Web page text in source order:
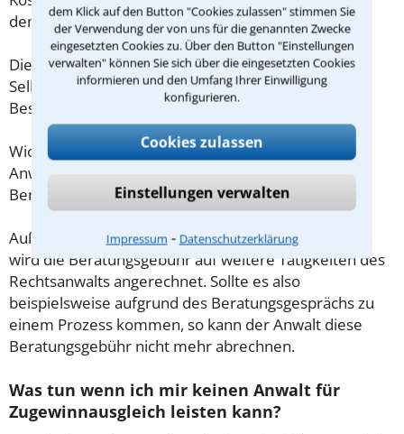
dem Klick auf den Button "Cookies zulassen" stimmen Sie
der Verwendung der von uns für die genannten Zwecke
eingesetzten Cookies zu. Über den Button "Einstellungen
verwalten" können Sie sich über die eingesetzten Cookies
informieren und den Umfang Ihrer Einwilligung
konfigurieren.
Cookies zulassen
Einstellungen verwalten
Impressum ⁃ Datenschutzerklärung
demnach maximal 190,00 € zzgl. MwSt.
Diese Regelung gilt jedoch nur für Verbraucher. Für
Selbstständige oder Freiberufler gilt diese
Beschränkung nicht.
Wichtig daher: Klären Sie die Kostenfrage mit Ihrem
Anwalt aus Diepholz schon zu Beginn der ersten
Beratung.
Außerdem gut zu wissen: Gemäß § 34 Absatz 2 RVG
wird die Beratungsgebühr auf weitere Tätigkeiten des
Rechtsanwalts angerechnet. Sollte es also
beispielsweise aufgrund des Beratungsgesprächs zu
einem Prozess kommen, so kann der Anwalt diese
Beratungsgebühr nicht mehr abrechnen.
Was tun wenn ich mir keinen Anwalt für
Zugewinnausgleich leisten kann?